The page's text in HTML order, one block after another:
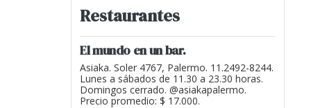
Restaurantes
El mundo en un bar.
Asiaka. Soler 4767, Palermo. 11.2492-8244.
Lunes a sábados de 11.30 a 23.30 horas.
Domingos cerrado. @asiakapalermo.
Precio promedio: $ 17.000.